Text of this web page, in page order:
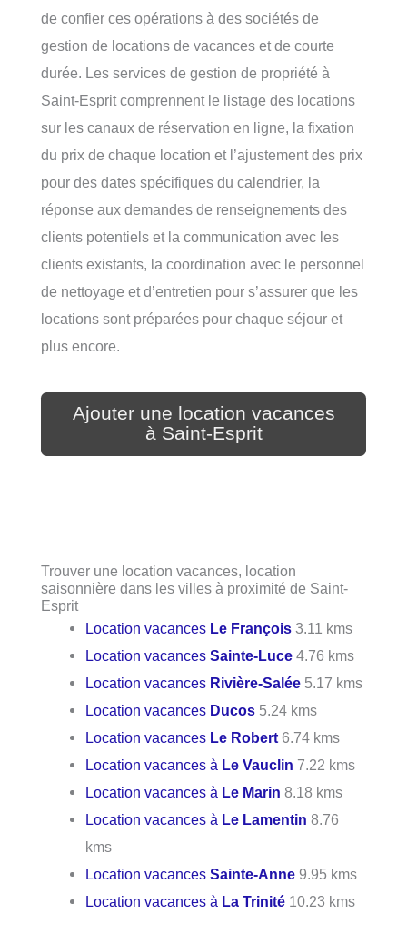
de confier ces opérations à des sociétés de
gestion de locations de vacances et de courte
durée. Les services de gestion de propriété à
Saint-Esprit comprennent le listage des locations
sur les canaux de réservation en ligne, la fixation
du prix de chaque location et l’ajustement des prix
pour des dates spécifiques du calendrier, la
réponse aux demandes de renseignements des
clients potentiels et la communication avec les
clients existants, la coordination avec le personnel
de nettoyage et d’entretien pour s’assurer que les
locations sont préparées pour chaque séjour et
plus encore.
Ajouter une location vacances
à Saint-Esprit
Trouver une location vacances, location
saisonnière dans les villes à proximité de Saint-
Esprit
Location vacances Le François 3.11 kms
Location vacancesSainte-Luce 4.76 kms
Location vacances Rivière-Salée 5.17 kms
Location vacances Ducos 5.24 kms
Location vacances Le Robert 6.74 kms
Location vacances à Le Vauclin 7.22 kms
Location vacances à Le Marin 8.18 kms
Location vacances à Le Lamentin 8.76
kms
Location vacancesSainte-Anne 9.95 kms
Location vacances à La Trinité 10.23 kms